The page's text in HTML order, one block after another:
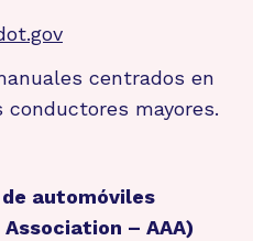
centrados en
mayores.
automóviles
– AAA)